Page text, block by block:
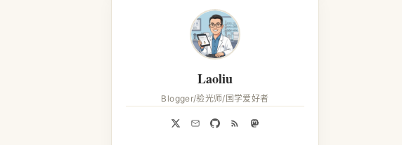
Laoliu
Blogger/验光师/国学爱好者